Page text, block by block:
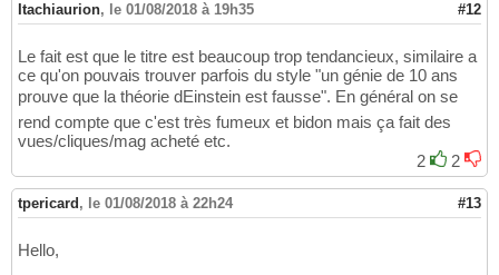
Itachiaurion, le 01/08/2018 à 19h35 #12
Le fait est que le titre est beaucoup trop tendancieux, similaire a
ce qu'on pouvais trouver parfois du style "un génie de 10 ans
prouve que la théorie dEinstein est fausse". En général on se
rend compte que c'est très fumeux et bidon mais ça fait des
vues/cliques/mag acheté etc.
2
2
tpericard , le 01/08/2018 à 22h24 #13
Hello,